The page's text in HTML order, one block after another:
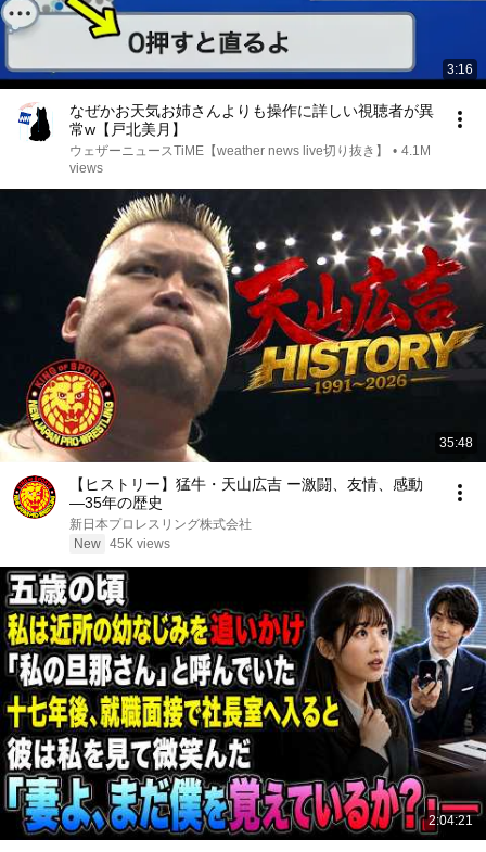
3:16
なぜかお天気お姉さんよりも操作に詳しい視聴者が異
常w【戸北美月】
ウェザーニュースTiME【weather news live切り抜き】 • 4.1M
views
35:48
【ヒストリー】猛牛・天山広吉 ー激闘、友情、感動
―35年の歴史
新日本プロレスリング株式会社
New 45K views
2:04:21